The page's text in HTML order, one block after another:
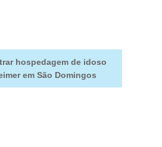
hospedagem de idoso
em São Domingos